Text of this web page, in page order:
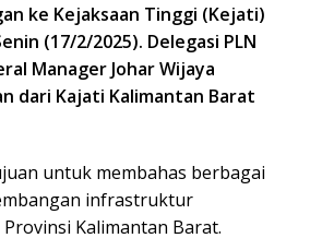
ke Kejaksaan Tinggi (Kejati)
(17/2/2025). Delegasi PLN
Manager Johar Wijaya
dari Kajati Kalimantan Barat
untuk membahas berbagai
infrastruktur
Kalimantan Barat.